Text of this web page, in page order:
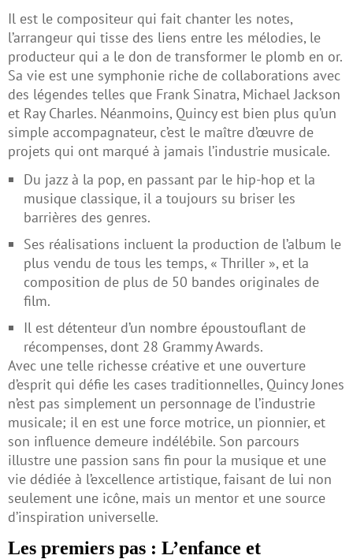
Il est le compositeur qui fait chanter les notes,
l’arrangeur qui tisse des liens entre les mélodies, le
producteur qui a le don de transformer le plomb en or.
Sa vie est une symphonie riche de collaborations avec
des légendes telles que Frank Sinatra, Michael Jackson
et Ray Charles. Néanmoins, Quincy est bien plus qu’un
simple accompagnateur, c’est le maître d’œuvre de
projets qui ont marqué à jamais l’industrie musicale.
Du jazz à la pop, en passant par le hip-hop et la
musique classique, il a toujours su briser les
barrières des genres.
Ses réalisations incluent la production de l’album le
plus vendu de tous les temps, « Thriller », et la
composition de plus de 50 bandes originales de
film.
Il est détenteur d’un nombre époustouflant de
récompenses, dont 28 Grammy Awards.
Avec une telle richesse créative et une ouverture
d’esprit qui défie les cases traditionnelles, Quincy Jones
n’est pas simplement un personnage de l’industrie
musicale; il en est une force motrice, un pionnier, et
son influence demeure indélébile. Son parcours
illustre une passion sans fin pour la musique et une
vie dédiée à l’excellence artistique, faisant de lui non
seulement une icône, mais un mentor et une source
d’inspiration universelle.
Les premiers pas : L’enfance et